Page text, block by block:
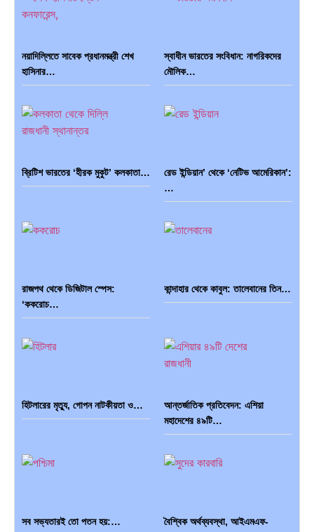
নয়াদিল্লিতে সাবেক প্রধানমন্ত্রী শেখ
হাসিনার…
স্বাধীন ভারতের সংবিধান: নাগরিকদের
মৌলিক…
ব্রিটিশ ভারতের ‘হীরক মুকুট’ কলকাতা…
রেড ইন্ডিয়ান’ থেকে ‘নেটিভ আমেরিকান’:
…
রাজপথ থেকে ডিজিটাল স্পেস:
‘ককরোচ…
কান্দাহার থেকে কাবুল: তালেবানের তিন…
হিটলারের মৃত্যু, গোপন নাটকীয়তা ও…
আন্তর্জাতিক প্রতিবেদন: এশিয়া
মহাদেশের ৪৯টি…
সব সভ্যতারই তো পতন হয়:…
বৈশ্বিক অর্থব্যবস্থা, আইএমএফ-